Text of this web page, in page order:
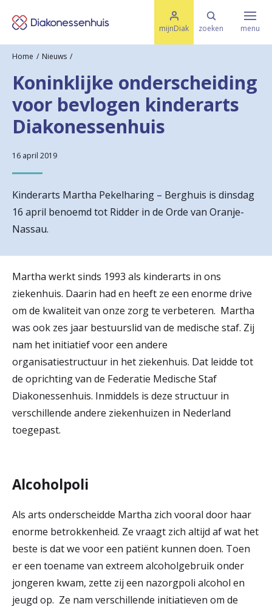
e
mijnDiak zoeken
M
e
l
u
menu
Ziektes & Aandoeningen
Uw bezoek
Spoed
Translate
Werken & Leren bij
Zorgverleners
Home Nieuws
Koninklijke onderscheiding
voor bevlogen kinderarts
Diakonessenhuis
16 april 2019
Kinderarts Martha Pekelharing – Berghuis is dinsdag
16 april benoemd tot Ridder in de Orde van Oranje-
Nassau.
Martha werkt sinds 1993 als kinderarts in ons
ziekenhuis. Daarin had en heeft ze een enorme drive
om de kwaliteit van onze zorg te verbeteren. Martha
was ook zes jaar bestuurslid van de medische staf. Zij
nam het initiatief voor een andere
organisatiestructuur in het ziekenhuis. Dat leidde tot
de oprichting van de Federatie Medische Staf
Diakonessenhuis. Inmiddels is deze structuur in
verschillende andere ziekenhuizen in Nederland
toegepast.
Alcoholpoli
Als arts onderscheidde Martha zich vooral door haar
enorme betrokkenheid. Ze vraagt zich altijd af wat het
beste is dat we voor een patiënt kunnen doen. Toen
er een toename van extreem alcoholgebruik onder
jongeren kwam, zette zij een nazorgpoli alcohol en
jeugd op. Ze nam verschillende initiatieven om de